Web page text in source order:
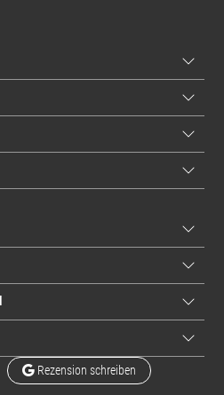
Rezension schreiben